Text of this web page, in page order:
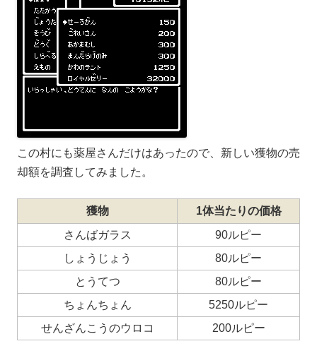
この村にも薬屋さんだけはあったので、新しい獲物の売
却額を調査してみました。
獲物
1体当たりの価格
さんばガラス
90ルピー
しょうじょう
80ルピー
とうてつ
80ルピー
ちょんちょん
5250ルピー
せんざんこうのウロコ
200ルピー